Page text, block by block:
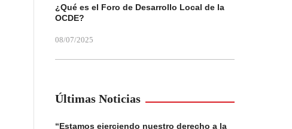
¿Qué es el Foro de Desarrollo Local de la
OCDE?
08/07/2025
Últimas Noticias
“Estamos ejerciendo nuestro derecho a la